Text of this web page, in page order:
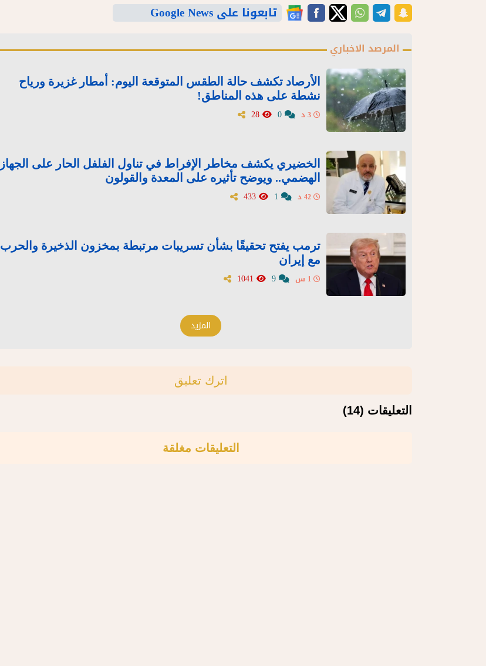
تابعونا على Google News
المرصد الاخباري
الأرصاد تكشف حالة الطقس المتوقعة اليوم: أمطار غزيرة ورياح
نشطة على هذه المناطق!
الخضيري يكشف مخاطر الإفراط في تناول الفلفل الحار على الجهاز
الهضمي.. ويوضح تأثيره على المعدة والقولون
ترمب يفتح تحقيقًا بشأن تسريبات مرتبطة بمخزون الذخيرة والحرب
مع إيران
المزيد
اترك تعليق
التعليقات (14)
التعليقات مغلقة